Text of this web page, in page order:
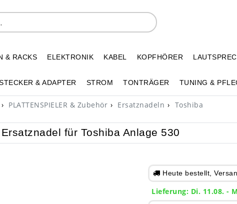
& RACKS ELEKTRONIK KABEL KOPFHÖRER
& ADAPTER STROM TONTRÄGER TUNING &
PLATTENSPIELER & Zubehör Ersatznadeln Toshiba
Ersatznadel für Toshiba Anlage 530
Heute bestellt,
Lieferung: Di. 11.08. -